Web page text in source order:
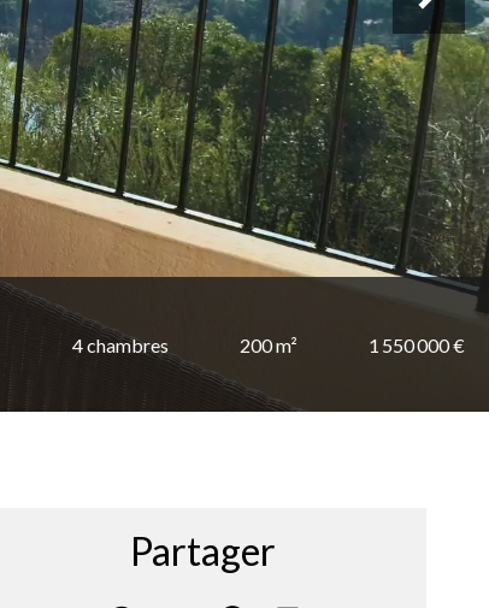
4 chambres 200 m² 1 550 000 €
Partager